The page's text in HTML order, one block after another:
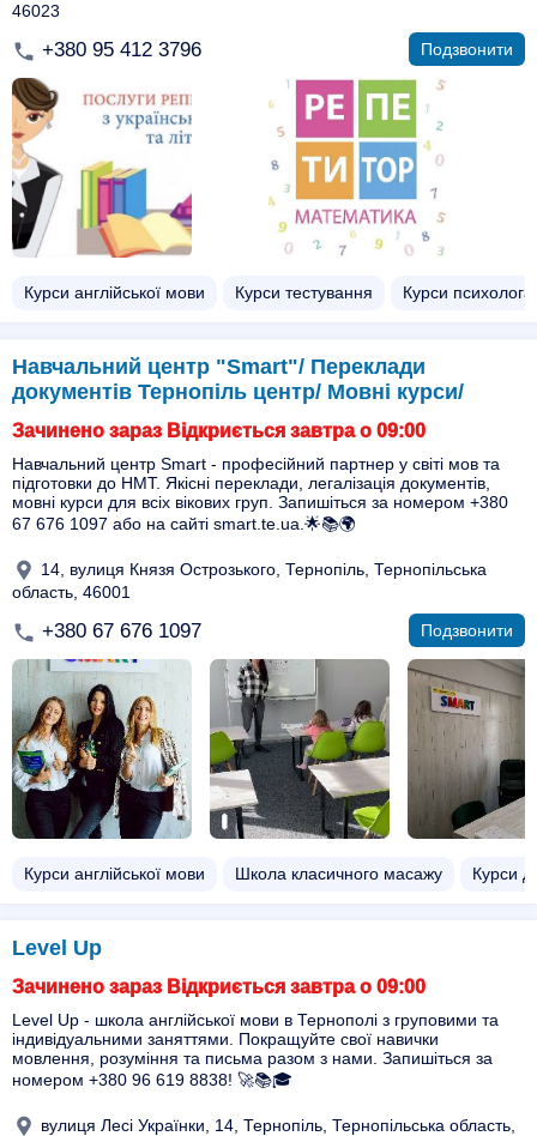
46023
+380 95 412 3796 Подзвонити
Курси англійської мови Курси тестування Курси психолога
Навчальний центр "Smart"/ Переклади
документів Тернопіль центр/ Мовні курси/
Зачинено зараз Відкриється завтра о 09:00
Навчальний центр Smart - професійний партнер у світі мов та
підготовки до НМТ. Якісні переклади, легалізація документів,
мовні курси для всіх вікових груп. Запишіться за номером +380
67 676 1097 або на сайті smart.te.ua.🌟📚🌍
14, вулиця Князя Острозького, Тернопіль, Тернопільська
область, 46001
+380 67 676 1097 Подзвонити
Курси англійської мови Школа класичного масажу Курси
Level Up
Зачинено зараз Відкриється завтра о 09:00
Level Up - школа англійської мови в Тернополі з груповими та
індивідуальними заняттями. Покращуйте свої навички
мовлення, розуміння та письма разом з нами. Запишіться за
номером +380 96 619 8838! 🚀📚🎓
вулиця Лесі Українки, 14, Тернопіль, Тернопільська область,